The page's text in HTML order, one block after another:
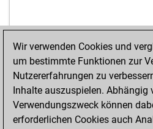
STARTSEITE ERFOLGE
Wir verwenden Cookies und
um bestimmte Funktionen zur
Nutzererfahrungen zu
Inhalte auszuspielen. Abhängig
Verwendungszweck können
erforderlichen Cookies auch